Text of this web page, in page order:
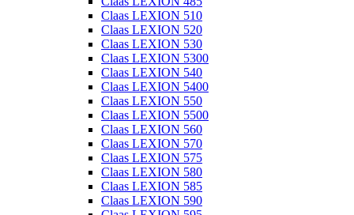
Claas LEXION 510
Claas LEXION 520
Claas LEXION 530
Claas LEXION 5300
Claas LEXION 540
Claas LEXION 5400
Claas LEXION 550
Claas LEXION 5500
Claas LEXION 560
Claas LEXION 570
Claas LEXION 575
Claas LEXION 580
Claas LEXION 585
Claas LEXION 590